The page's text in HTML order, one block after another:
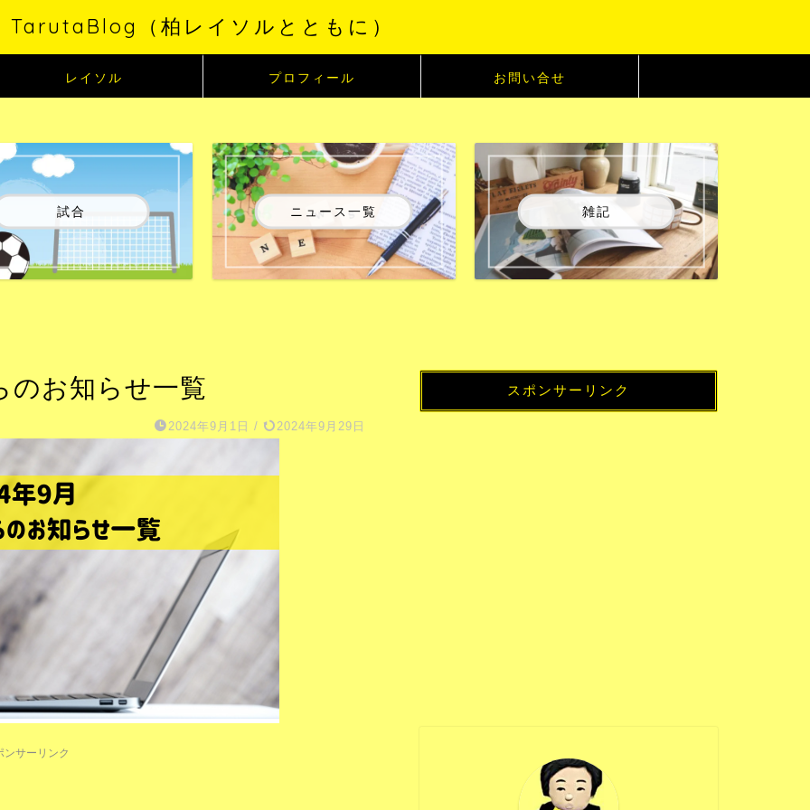
TarutaBlog（柏レイソルとともに）
レイソル プロフィール お問い合せ
試合 ニュース一覧 雑記
のお知らせ一覧
2024年9月1日 / 2024年9月29日
ンサーリンク
スポンサーリンク